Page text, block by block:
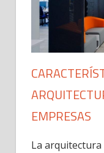
EMPRESAS
La